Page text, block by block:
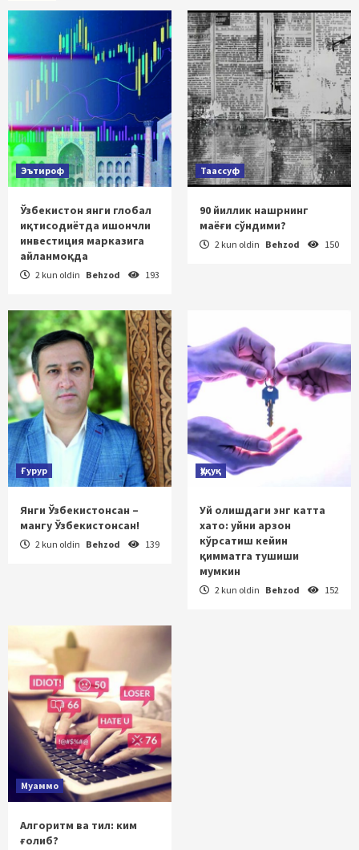
Эътироф
Ўзбекистон янги глобал
иқтисодиётда ишончли
инвестиция марказига
айланмоқда
2 kun oldin Behzod 193
Таассуф
90 йиллик нашрнинг
маёғи сўндими?
2 kun oldin Behzod 150
Ғурур
Янги Ўзбекистонсан –
мангу Ўзбекистонсан!
2 kun oldin Behzod 139
Ҳуқуқ
Уй олишдаги энг катта
хато: уйни арзон
кўрсатиш кейин
қимматга тушиши
мумкин
2 kun oldin Behzod 152
Муаммо
Алгоритм ва тил: ким
ғолиб?